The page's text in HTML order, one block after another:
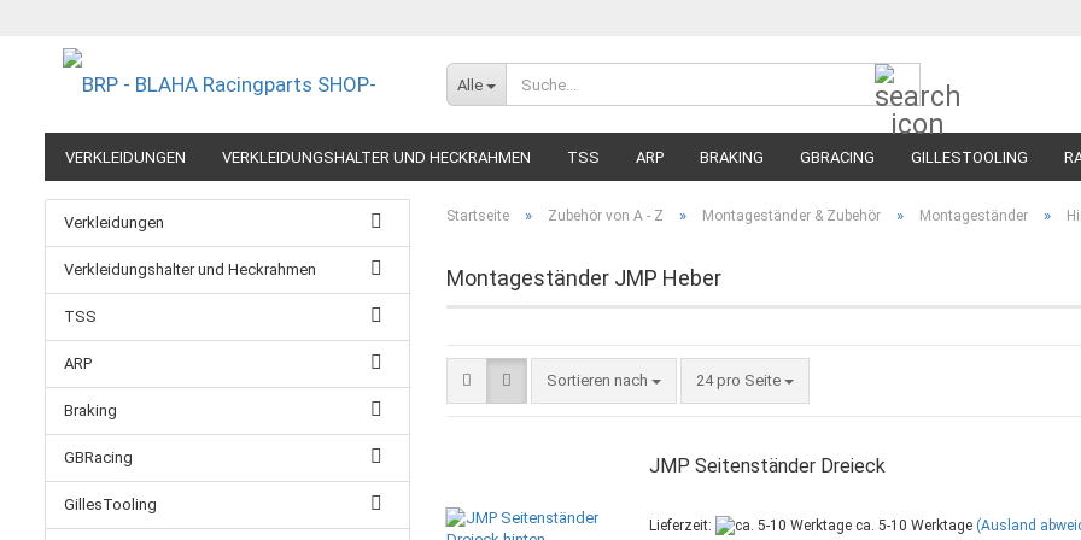
Alle
VERKLEIDUNGEN VERKLEIDUNGSHALTER UND HECKRAHMEN TSS ARP BRAKING GBRACING GILLESTOOLING
EXTREME COMPONENTS FELGEN IM MOTORRADRENNSPORT MEGA SALE RENNREIFEN FÜR MOTORRÄDER
Startseite » Zubehör von A - Z » Montageständer & Zubehör » Montageständer »
Montageständer JMP Heber
Sortieren nach
Sortieren nach 24 pro Seite
pro Seite
JMP Seitenständer Dreieck
Lieferzeit: ca. 5-10 Werktage (Ausland
Verkleidungen
Verkleidungshalter und Heckrahmen
TSS
ARP
Braking
GBRacing
GillesTooling